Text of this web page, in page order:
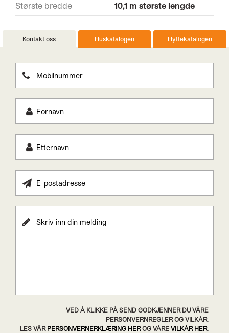
Største bredde 10,1 m største lengde
Kontakt oss Huskatalogen Hyttekatalogen
VED Å KLIKKE PÅ SEND GODKJENNER DU VÅRE
PERSONVERNREGLER OG VILKÅR.
LES VÅR PERSONVERNERKLÆRING HEROG VÅRE VILKÅR HER.